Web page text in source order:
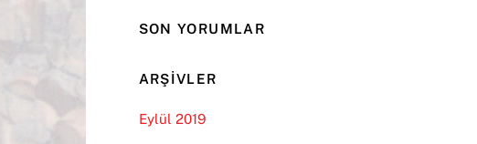
SON YORUMLAR
ARŞIVLER
Eylül 2019